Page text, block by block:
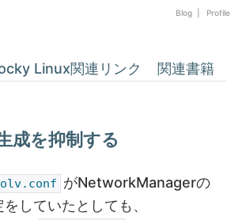
Blog Profile
Linux関連リンク 関連書籍
を抑制する
がNetworkManagerの
していたとしても、